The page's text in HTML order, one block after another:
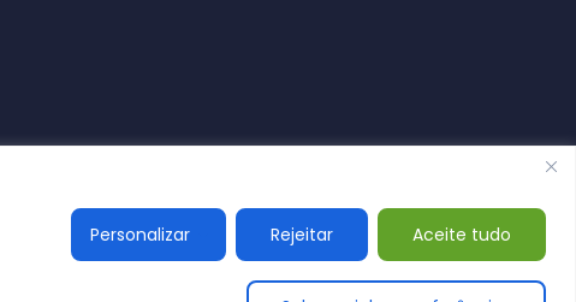
Personalizar Rejeitar Aceite tudo